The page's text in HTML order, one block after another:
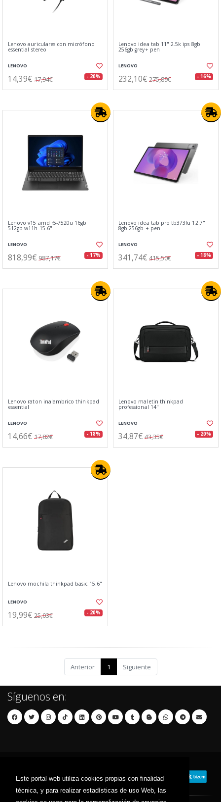
Este portal web utiliza cookies propias con finalidad
técnica, y para realizar estadísticas de uso Web, las
Lenovo auriculares con micrófono
essential stereo
LENOVO
14,39€ 17,94€ - 20%
Lenovo idea tab 11" 2.5k ips 8gb
256gb grey+ pen
LENOVO
232,10€ 275,89€ - 16%
Lenovo v15 amd r5-7520u 16gb
512gb w11h 15.6"
LENOVO
818,99€ 987,17€ - 17%
Lenovo idea tab pro tb373fu 12.7"
8gb 256gb + pen
LENOVO
341,74€ 415,50€ - 18%
Lenovo raton inalambrico thinkpad
essential
LENOVO
14,66€ 17,82€ - 18%
Lenovo maletin thinkpad
professional 14"
LENOVO
34,87€ 43,35€ - 20%
Lenovo mochila thinkpad basic 15.6"
LENOVO
19,99€ 25,03€ - 20%
Anterior 1 Siguiente
Síguenos en: